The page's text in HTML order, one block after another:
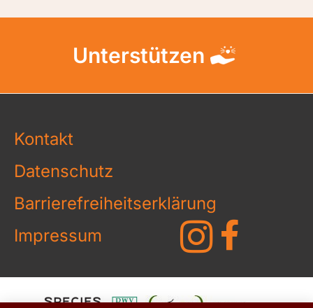
Unterstützen
Kontakt
Datenschutz
Barrierefreiheitserklärung
Impressum